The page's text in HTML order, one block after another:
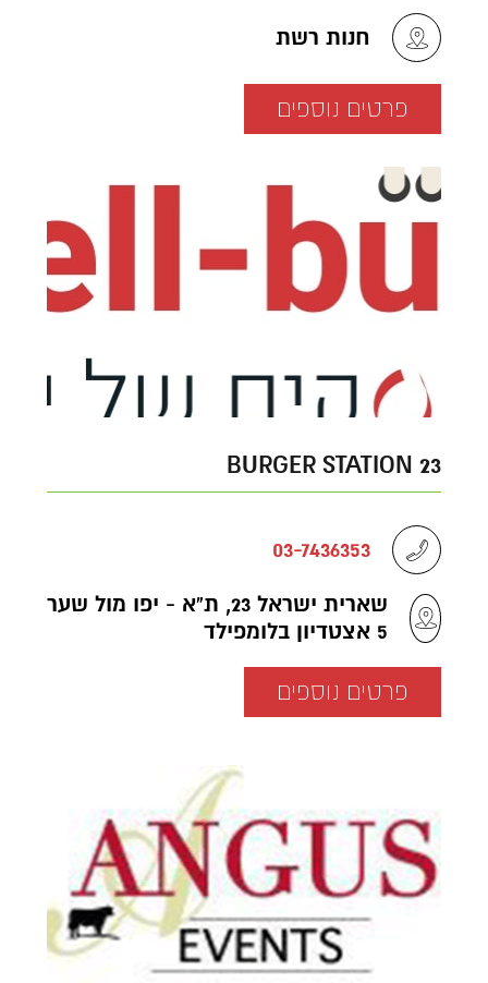
חנות רשת
פרטים נוספים
23 BURGER STATION
03-7436353
שארית ישראל 23, ת"א - יפו מול שער
5 אצטדיון בלומפילד
פרטים נוספים